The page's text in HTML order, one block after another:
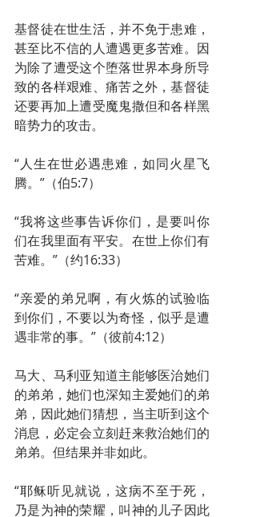
基督徒在世生活，并不免于患难，
甚至比不信的人遭遇更多苦难。因
为除了遭受这个堕落世界本身所导
致的各样艰难、痛苦之外，基督徒
还要再加上遭受魔鬼撒但和各样黑
暗势力的攻击。
“人生在世必遇患难，如同火星飞
腾。”（伯5:7）
“我将这些事告诉你们，是要叫你
们在我里面有平安。在世上你们有
苦难。”（约16:33）
“亲爱的弟兄啊，有火炼的试验临
到你们，不要以为奇怪，似乎是遭
遇非常的事。”（彼前4:12）
马大、马利亚知道主能够医治她们
的弟弟，她们也深知主爱她们的弟
弟，因此她们猜想，当主听到这个
消息，必定会立刻赶来救治她们的
弟弟。但结果并非如此。
“耶稣听见就说，这病不至于死，
乃是为神的荣耀，叫神的儿子因此